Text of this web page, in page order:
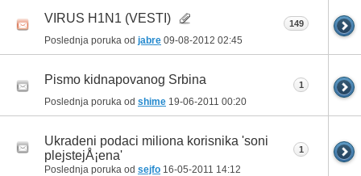
VIRUS H1N1 (VESTI)
Poslednja poruka od jabre 09-08-2012 02:45
149
Pismo kidnapovanog Srbina
Poslednja poruka od shime 19-06-2011 00:20
1
Ukradeni podaci miliona korisnika 'soni
plejstejÅ¡ena'
Poslednja poruka od sejfo 16-05-2011 14:12
1